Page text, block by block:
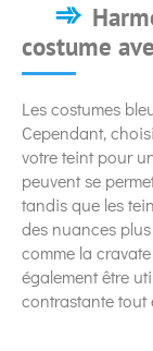
costume
Les costumes
Cependant,
votre teint pour
peuvent se
tandis que les
des nuances
comme la
également être
contrastante tout